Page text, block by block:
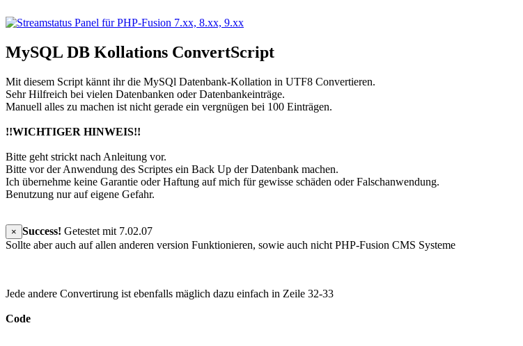
MySQL DB Kollations ConvertScript
Mit diesem Script kännt ihr die MySQl Datenbank-Kollation in UTF8 Convertieren.
Sehr Hilfreich bei vielen Datenbanken oder Datenbankeinträge.
Manuell alles zu machen ist nicht gerade ein vergnügen bei 100 Einträgen.
!!WICHTIGER HINWEIS!!
Bitte geht strickt nach Anleitung vor.
Bitte vor der Anwendung des Scriptes ein Back Up der Datenbank machen.
Ich übernehme keine Garantie oder Haftung auf mich für gewisse schäden oder Falschanwendung.
Benutzung nur auf eigene Gefahr.
× Success! Getestet mit 7.02.07
Sollte aber auch auf allen anderen version Funktionieren, sowie auch nicht PHP-Fusion CMS Systeme
Jede andere Convertirung ist ebenfalls mäglich dazu einfach in Zeile 32-33
Code